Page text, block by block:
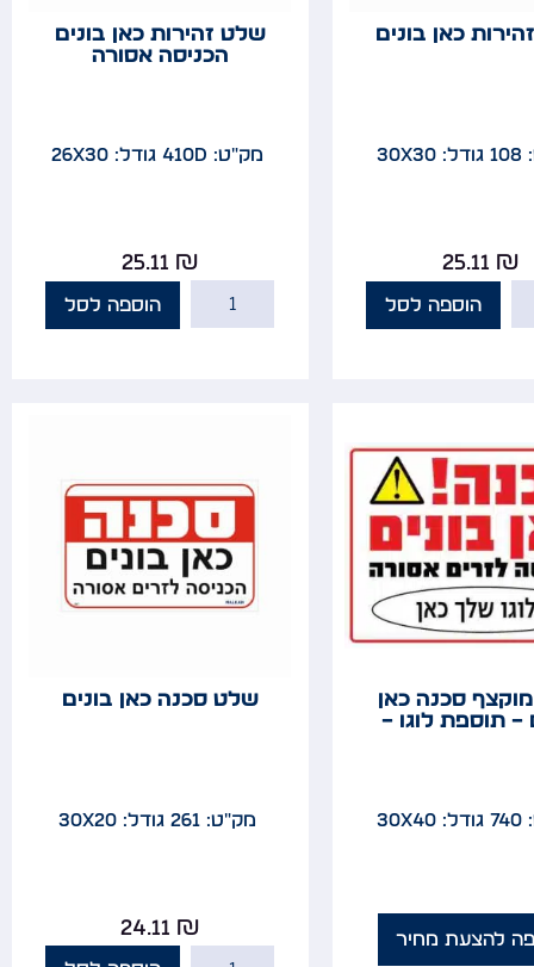
כאן בונים
גודל: 30x30
25.11 ₪
הוספה לסל
שלט זהירות כאן בונים
הכניסה אסורה
מק"ט: 410D גודל: 26x30
25.11 ₪
הוספה לסל
סכנה כאן
– תוספת לוגו –
גודל: 30x40
להצעת מחיר
שלט סכנה כאן בונים
מק"ט: 261 גודל: 30x20
24.11 ₪